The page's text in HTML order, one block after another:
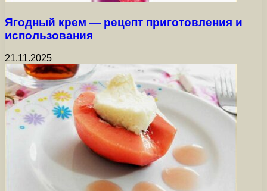
Ягодный крем — рецепт приготовления и
использования
21.11.2025